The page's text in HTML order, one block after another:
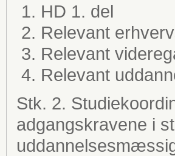
HD 1. del
Relevant
Relevant
Relevant
Stk. 2.
adgangskravene i